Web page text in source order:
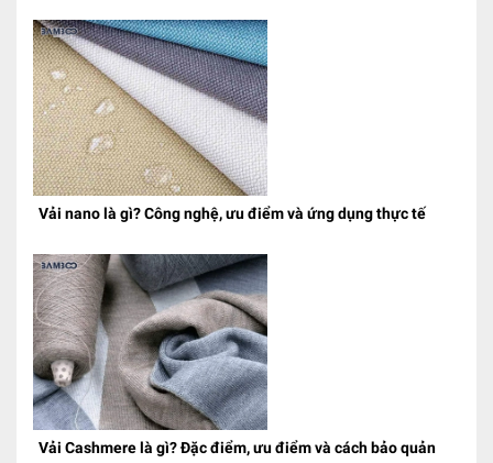
Vải nano là gì? Công nghệ, ưu điểm và ứng dụng thực tế
Vải Cashmere là gì? Đặc điểm, ưu điểm và cách bảo quản